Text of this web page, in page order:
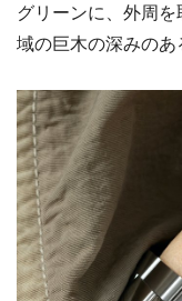
グリーンに、外周
域の巨木の深みのあ